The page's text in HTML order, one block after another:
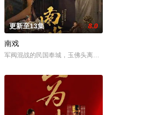
受害者；临终前与遗憾和解的“无用之人”；共享同
在无普及监控、无DNA鉴定技术的支持下，通过
更新至13集 8.0
南戏
军阀混战的民国奉城，玉佛头离奇失窃，戏班主横